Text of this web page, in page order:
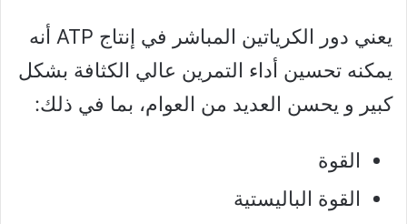
يعني دور الكرياتين المباشر في إنتاج ATP أنه
يمكنه تحسين أداء التمرين عالي الكثافة بشكل
كبير و يحسن العديد من العوام، بما في ذلك:
القوة
القوة الباليستية